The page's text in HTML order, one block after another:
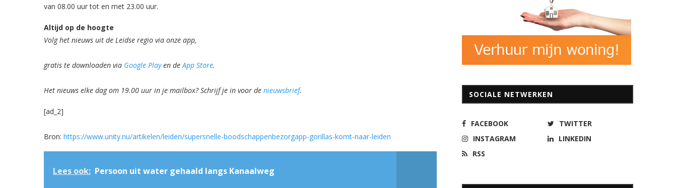
van 08.00 uur tot en met 23.00 uur.
Altijd op de hoogte
Volg het nieuws uit de Leidse regio via onze app,
gratis te downloaden via Google Playen deApp Store.
Het nieuws elke dag om 19.00 uur in je mailbox? Schrijf je in voor de nieuwsbrief.
[ad_2]
Bron: https://www.unity.nu/artikelen/leiden/supersnelle-boodschappenbezorgapp-gorillas-komt-naar-leiden
Lees ook: Persoon uit water gehaald langs Kanaalweg
SOCIALE NETWERKEN
FACEBOOK
TWITTER
INSTAGRAM
LINKEDIN
RSS